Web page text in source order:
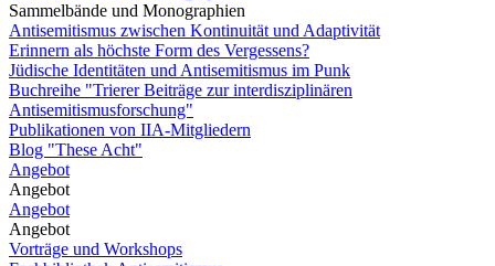
Sammelbände und Monographien
Antisemitismus zwischen Kontinuität und Adaptivität
Erinnern als höchste Form des Vergessens?
Jüdische Identitäten und Antisemitismus im Punk
Buchreihe "Trierer Beiträge zur interdisziplinären
Antisemitismusforschung"
Publikationen von IIA-Mitgliedern
Blog "These Acht"
Angebot
Angebot
Angebot
Angebot
Vorträge und Workshops